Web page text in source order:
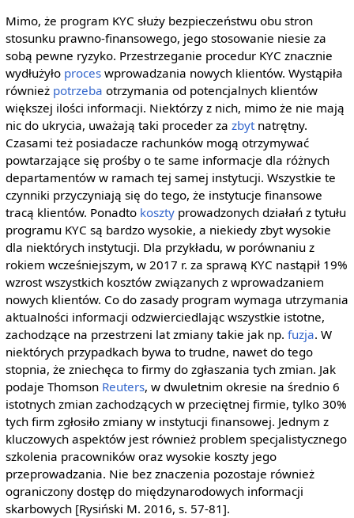
Mimo, że program KYC służy bezpieczeństwu obu stron
stosunku prawno-finansowego, jego stosowanie niesie za
sobą pewne ryzyko. Przestrzeganie procedur KYC znacznie
wydłużyło proceswprowadzania nowych klientów. Wystąpiła
również potrzeba otrzymania od potencjalnych klientów
większej ilości informacji. Niektórzy z nich, mimo że nie mają
nic do ukrycia, uważają taki proceder za zbytnatrętny.
Czasami też posiadacze rachunków mogą otrzymywać
powtarzające się prośby o te same informacje dla różnych
departamentów w ramach tej samej instytucji. Wszystkie te
czynniki przyczyniają się do tego, że instytucje finansowe
tracą klientów. Ponadto kosztyprowadzonych działań z tytułu
programu KYC są bardzo wysokie, a niekiedy zbyt wysokie
dla niektórych instytucji. Dla przykładu, w porównaniu z
rokiem wcześniejszym, w 2017 r. za sprawą KYC nastąpił 19%
wzrost wszystkich kosztów związanych z wprowadzaniem
nowych klientów. Co do zasady program wymaga utrzymania
aktualności informacji odzwierciedlając wszystkie istotne,
zachodzące na przestrzeni lat zmiany takie jak np. fuzja. W
niektórych przypadkach bywa to trudne, nawet do tego
stopnia, że zniechęca to firmy do zgłaszania tych zmian. Jak
podaje Thomson Reuters, w dwuletnim okresie na średnio 6
istotnych zmian zachodzących w przeciętnej firmie, tylko 30%
tych firm zgłosiło zmiany w instytucji finansowej. Jednym z
kluczowych aspektów jest również problem specjalistycznego
szkolenia pracowników oraz wysokie koszty jego
przeprowadzania. Nie bez znaczenia pozostaje również
ograniczony dostęp do międzynarodowych informacji
skarbowych [Rysiński M. 2016, s. 57-81].